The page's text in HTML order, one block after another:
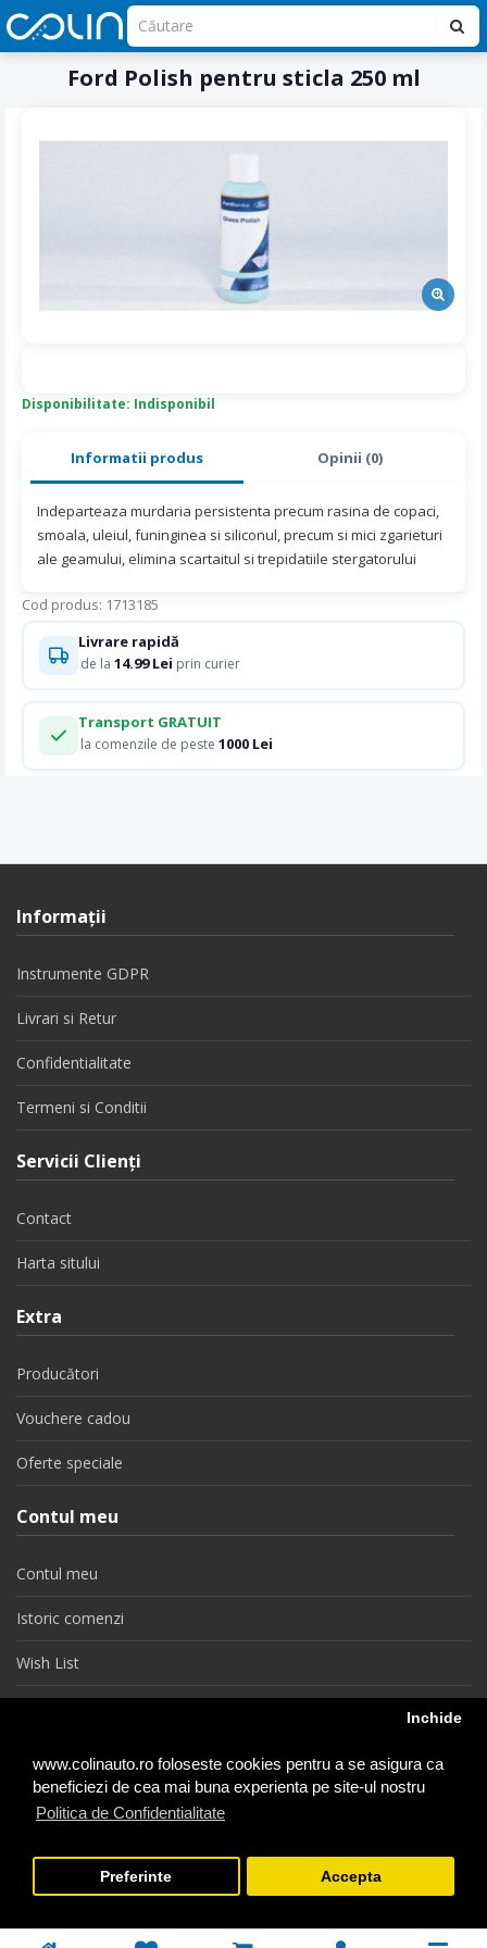
www.colinauto.ro foloseste cookies pentru a se asigura ca
beneficiezi de cea mai buna experienta pe site-ul nostru
Politica de Confidentialitate
Inchide
Preferinte Accepta
Ford Polish pentru sticla 250 ml
Informatii produs Opinii (0)
Indeparteaza murdaria persistenta precum rasina de copaci,
smoala, uleiul, funinginea si siliconul, precum si mici zgarieturi
ale geamului, elimina scartaitul si trepidatiile stergatorului
Cod produs: 1713185
Disponibilitate: Indisponibil
Livrare rapidă
de la 14.99 Lei prin curier
Transport GRATUIT
la comenzile de peste 1000 Lei
Informaţii
Instrumente GDPR
Livrari si Retur
Confidentialitate
Termeni si Conditii
Servicii Clienţi
Contact
Harta sitului
Extra
Producători
Vouchere cadou
Oferte speciale
Contul meu
Contul meu
Istoric comenzi
Wish List